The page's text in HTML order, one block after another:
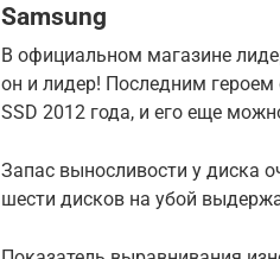
Samsung
В официальном магазине
он и лидер! Последним героем
SSD 2012 года, и его еще
Запас выносливости у диска
шести дисков на убой